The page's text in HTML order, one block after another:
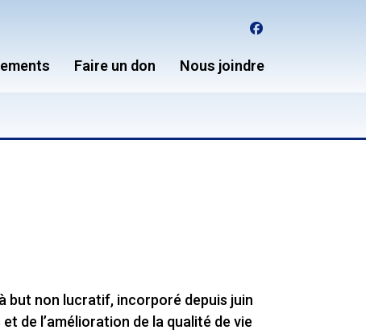
facebook
Faire un don Nous joindre
but non lucratif, incorporé depuis juin
de l’amélioration de la qualité de vie